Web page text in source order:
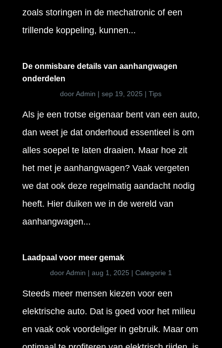
zoals storingen in de mechatronic of een
trillende koppeling, kunnen...
De onmisbare details van aanhangwagen
onderdelen
doorAdmin |sep 19, 2025 |Tips
Als je een trotse eigenaar bent van een auto,
dan weet je dat onderhoud essentieel is om
alles soepel te laten draaien. Maar hoe zit
het met je aanhangwagen? Vaak vergeten
we dat ook deze regelmatig aandacht nodig
heeft. Hier duiken we in de wereld van
aanhangwagen...
Laadpaal voor meer gemak
doorAdmin | aug 1, 2025 | Categorie 1
Steeds meer mensen kiezen voor een
elektrische auto. Dat is goed voor het milieu
en vaak ook voordeliger in gebruik. Maar om